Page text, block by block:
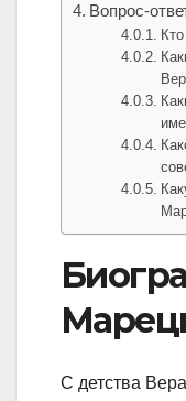
Вопрос-
С детства